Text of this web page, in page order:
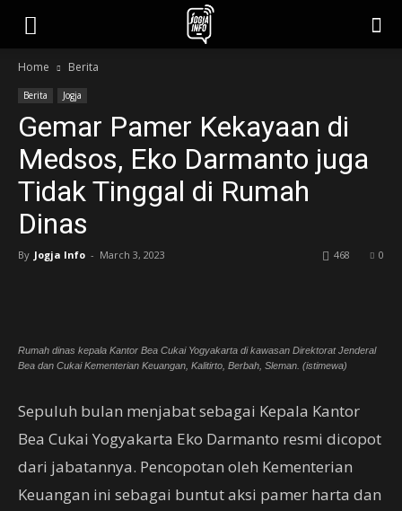
jogjainfo.id
Home Berita
Berita Jogja
Gemar Pamer Kekayaan di
Medsos, Eko Darmanto juga
Tidak Tinggal di Rumah
Dinas
By Jogja Info - March 3, 2023 0
468
Rumah dinas kepala Kantor Bea Cukai Yogyakarta di kawasan Direktorat Jenderal
Bea dan Cukai Kementerian Keuangan, Kalitirto, Berbah, Sleman. (istimewa)
Sepuluh bulan menjabat sebagai Kepala Kantor
Bea Cukai Yogyakarta Eko Darmanto resmi dicopot
dari jabatannya. Pencopotan oleh Kementerian
Keuangan ini sebagai buntut aksi pamer harta dan